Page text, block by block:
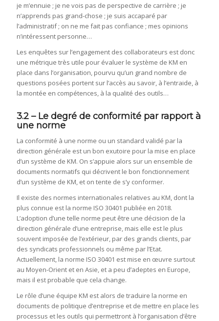
je m’ennuie ; je ne vois pas de perspective de carrière ; je
n’apprends pas grand-chose ; je suis accaparé par
l’administratif ; on ne me fait pas confiance ; mes opinions
n’intéressent personne…
Les enquêtes sur l’engagement des collaborateurs est donc
une métrique très utile pour évaluer le système de KM en
place dans l’organisation, pourvu qu’un grand nombre de
questions posées portent sur l’accès au savoir, à l’entraide, à
la montée en compétences, à la qualité des outils…
3.2 – Le degré de conformité par rapport à
une norme
La conformité à une norme ou un standard validé par la
direction générale est un bon exutoire pour la mise en place
d’un système de KM. On s’appuie alors sur un ensemble de
documents normatifs qui décrivent le bon fonctionnement
d’un système de KM, et on tente de s’y conformer.
Il existe des normes internationales relatives au KM, dont la
plus connue est la norme ISO 30401 publiée en 2018.
L’adoption d’une telle norme peut être une décision de la
direction générale d’une entreprise, mais elle est le plus
souvent imposée de l’extérieur, par des grands clients, par
des syndicats professionnels ou même par l’Etat.
Actuellement, la norme ISO 30401 est mise en œuvre surtout
au Moyen-Orient et en Asie, et a peu d’adeptes en Europe,
mais il est probable que cela change.
Le rôle d’une équipe KM est alors de traduire la norme en
documents de politique d’entreprise et de mettre en place les
processus et les outils qui permettront à l’organisation d’être